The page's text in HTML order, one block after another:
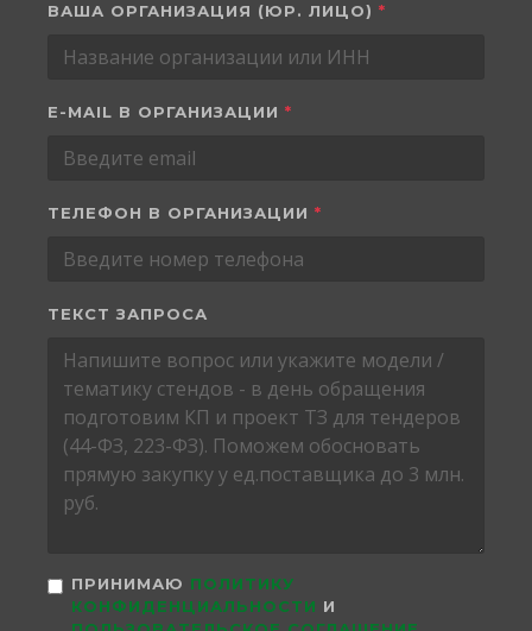
ВАША ОРГАНИЗАЦИЯ (ЮР. ЛИЦО) *
E-MAIL В ОРГАНИЗАЦИИ *
ТЕЛЕФОН В ОРГАНИЗАЦИИ *
ТЕКСТ ЗАПРОСА
ПРИНИМАЮ ПОЛИТИКУ
КОНФИДЕНЦИАЛЬНОСТИ И